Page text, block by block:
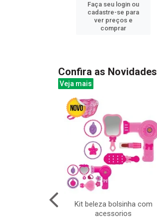
Faça seu login ou
cadastre-se para
ver preços e
comprar
Confira as Novidades
Veja mais
Kit beleza bolsinha com
acessorios